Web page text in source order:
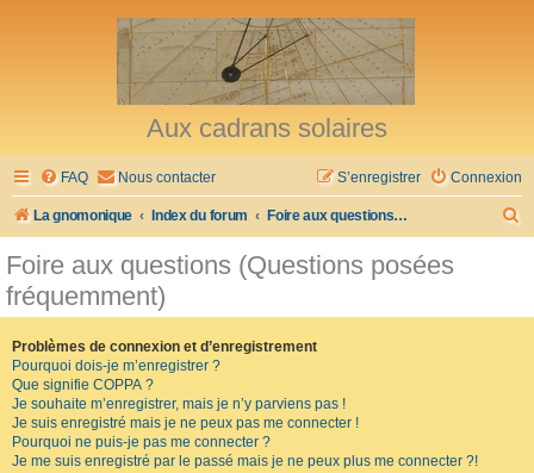
Aux cadrans solaires
FAQ Nous contacter Connexion
S’enregistrer
La gnomonique Index du forum Foire aux questions (Questions posées fréquemment)
Foire aux questions (Questions posées
fréquemment)
Problèmes de connexion et d’enregistrement
Pourquoi dois-je m’enregistrer ?
Que signifie COPPA ?
Je souhaite m’enregistrer, mais je n’y parviens pas !
Je suis enregistré mais je ne peux pas me connecter !
Pourquoi ne puis-je pas me connecter ?
Je me suis enregistré par le passé mais je ne peux plus me connecter ?!